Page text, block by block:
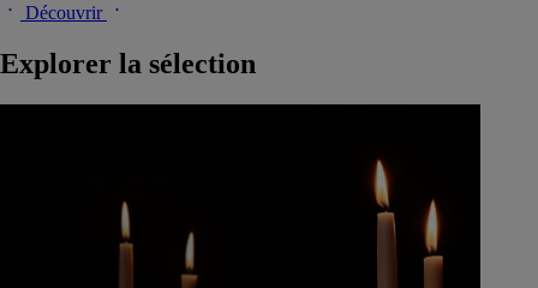
Découvrir
Explorer la sélection